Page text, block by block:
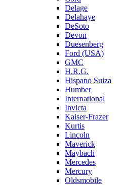
Delage
Delahaye
DeSoto
Devon
Duesenberg
Ford (USA)
GMC
H.R.G.
Hispano Suiza
Humber
International
Invicta
Kaiser-Frazer
Kurtis
Lincoln
Maverick
Maybach
Mercedes
Mercury
Oldsmobile